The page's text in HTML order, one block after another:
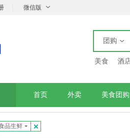
微信版
团购
美食 酒
首页 外卖 美食团购
品生鲜